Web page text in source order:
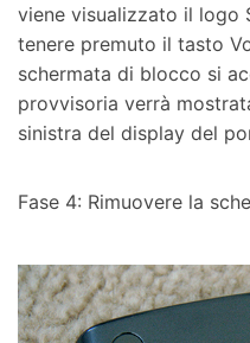
viene visualizzato il logo
tenere premuto il tasto
schermata di blocco si
provvisoria verrà
sinistra del display del
Fase 4: Rimuovere la